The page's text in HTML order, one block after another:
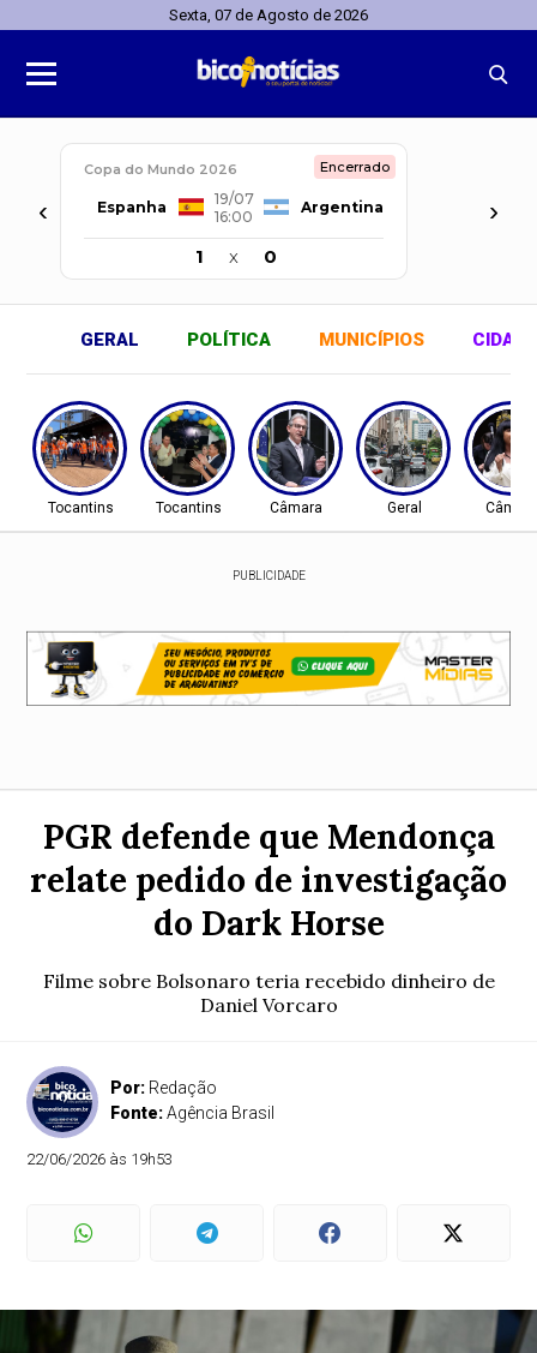
Sexta, 07 de Agosto de 2026
‹
Copa do Mundo 2026 Encerrado
Espanha
19/07
16:00
Argentina
1 x 0
›
GERAL POLÍTICA MUNICÍPIOS
Tocantins Tocantins Câmara Geral
PUBLICIDADE
PGR defende que Mendonça
relate pedido de investigação
do Dark Horse
Filme sobre Bolsonaro teria recebido dinheiro de
Daniel Vorcaro
Por: Redação
Fonte:Agência Brasil
22/06/2026 às 19h53